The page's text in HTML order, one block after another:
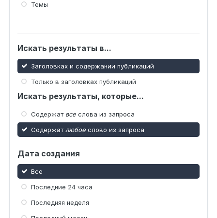
Темы
Искать результаты в...
Заголовках и содержании публикаций
Только в заголовках публикаций
Искать результаты, которые...
Содержат все слова из запроса
Содержат любое слово из запроса
Дата создания
Все
Последние 24 часа
Последняя неделя